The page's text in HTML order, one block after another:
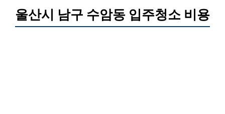
울산시 남구 수암동 입주청소 비용